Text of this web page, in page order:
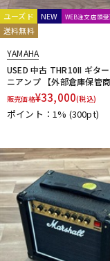
Udo Roesner Amps
VANDERKLEY
VHT
YAMAHA
他
キョーリツ
ユーズド NEW WEB注文店頭
送料無料
YAMAHA
USED 中古 THR10II ギタ
ニアンプ 【外部倉庫保管商
販売価格¥33,000(税込)
ポイント：1% (300pt)